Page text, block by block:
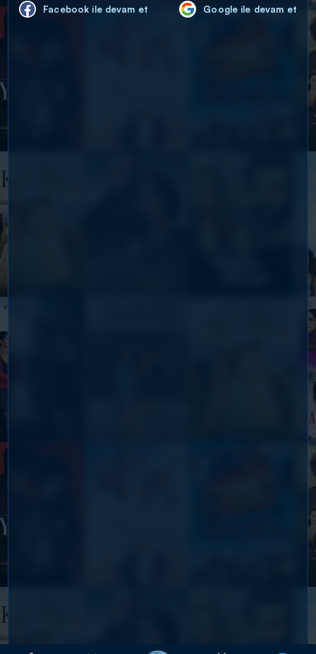
Facebook ile devam et Google ile devam et